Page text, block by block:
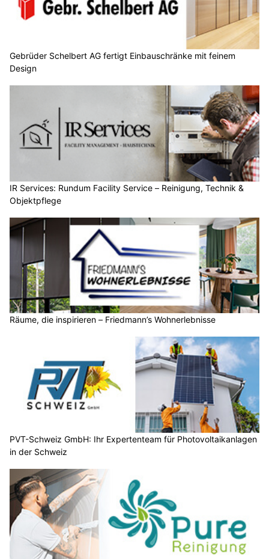
Gebrüder Schelbert AG fertigt Einbauschränke mit feinem
Design
IR Services: Rundum Facility Service – Reinigung, Technik &
Objektpflege
Räume, die inspirieren – Friedmann’s Wohnerlebnisse
PVT-Schweiz GmbH: Ihr Expertenteam für Photovoltaikanlagen
in der Schweiz